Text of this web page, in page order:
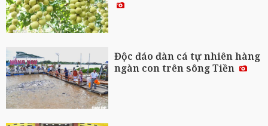
Độc đáo đàn cá tự nhiên hàng
ngàn con trên sông Tiền